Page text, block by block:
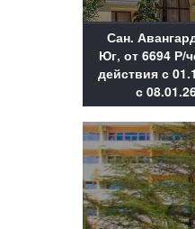
Сан.
Юг, от 6694 Р/
действия с
с